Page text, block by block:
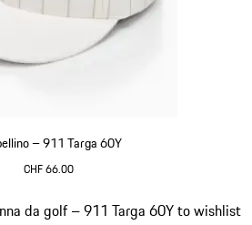
– 911 Targa 60Y
CHF 66.00
da golf – 911 Targa 60Y to wishlist